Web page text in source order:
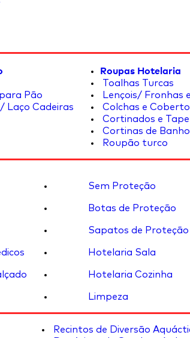
Pão
Laço Cadeiras
Roupas Hotelaria
Toalhas Turcas
Lençois/ Fronhas
Colchas e
Cortinados e
Cortinas de Banho
Roupão turco
Sem Proteção
Botas de Proteção
Sapatos de Proteção
Hotelaria Sala
Hotelaria Cozinha
Limpeza
Recintos de Diversão